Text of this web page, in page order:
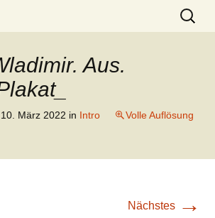
Suchen
nach:
Aus.
10. März 2022 in Intro
Volle Auflösung
Nächstes →